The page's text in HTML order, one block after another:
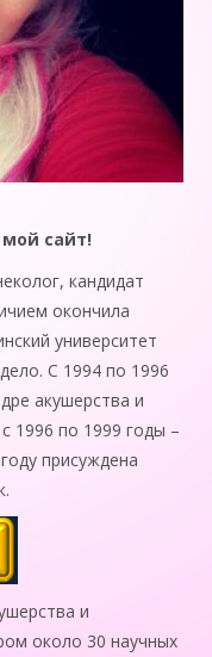
сайт!
кандидат
окончила
университет
С 1994 по 1996
акушерства и
1996 по 1999 годы –
присуждена
и
около 30 научных